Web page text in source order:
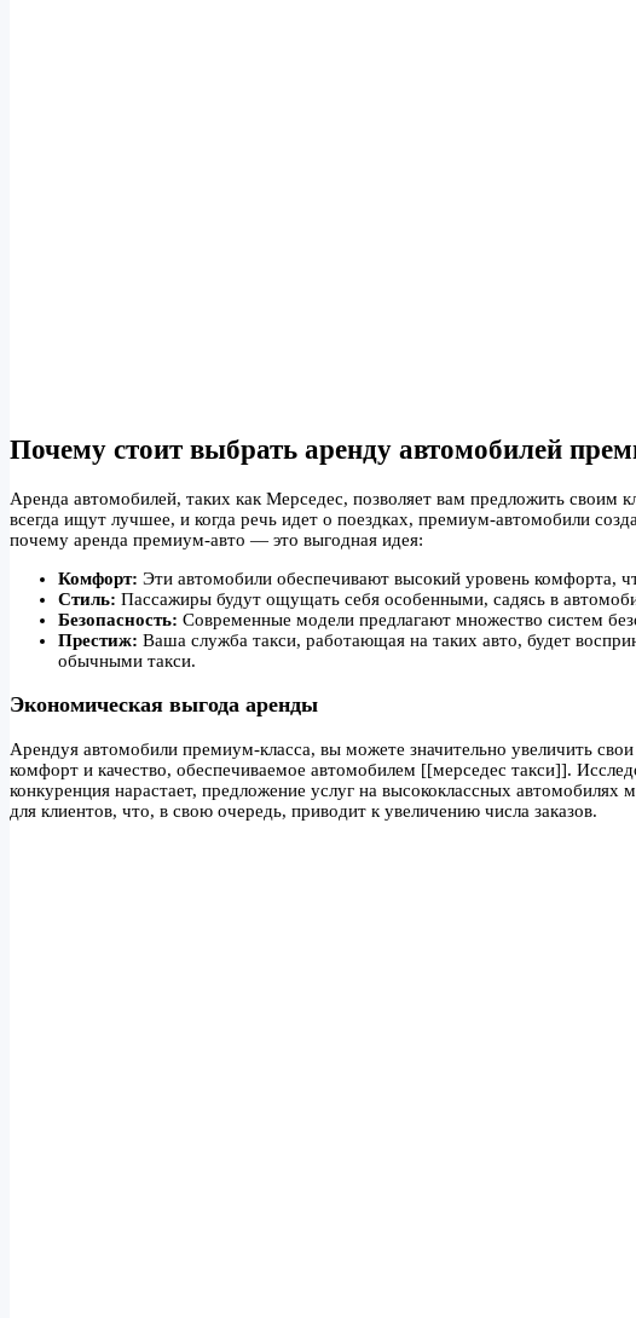
Почему стоит выбрать аренду автомобилей
Аренда автомобилей, таких как Мерседес, позволяет вам предложить своим
всегда ищут лучшее, и когда речь идет о поездках, премиум-автомобили
почему аренда премиум-авто — это выгодная идея:
Комфорт: Эти автомобили обеспечивают высокий уровень комфорта,
Стиль: Пассажиры будут ощущать себя особенными, садясь в
Безопасность: Современные модели предлагают множество систем
Престиж: Ваша служба такси, работающая на таких авто, будет
обычными такси.
Экономическая выгода аренды
Арендуя автомобили премиум-класса, вы можете значительно увеличить
комфорт и качество, обеспечиваемое автомобилем [[мерседес такси]].
конкуренция нарастает, предложение услуг на высококлассных
для клиентов, что, в свою очередь, приводит к увеличению числа заказов.